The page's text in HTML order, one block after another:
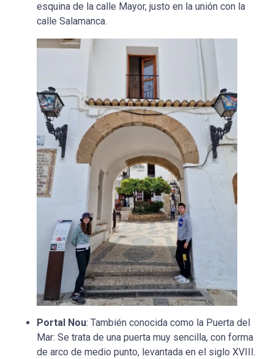
esquina de la calle Mayor, justo en la unión con la
calle Salamanca.
Portal Nou: También conocida como la Puerta del
Mar: Se trata de una puerta muy sencilla, con forma
de arco de medio punto, levantada en el siglo XVIII.